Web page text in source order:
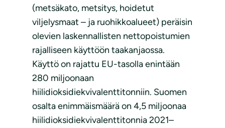
(metsäkato, metsitys, hoidetut
viljelysmaat – ja ruohikkoalueet) peräisin
olevien laskennallisten nettopoistumien
rajalliseen käyttöön taakanjaossa.
Käyttö on rajattu EU-tasolla enintään
280 miljoonaan
hiilidioksidiekvivalenttitonniin. Suomen
osalta enimmäismäärä on 4,5 miljoonaa
hiilidioksidiekvivalenttitonnia 2021–